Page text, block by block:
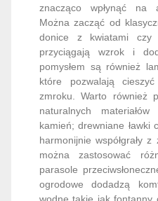
znacząco wpłynąć na
Można zacząć od
donice z kwiatami czy
przyciągają wzrok i
pomysłem są również
które pozwalają
zmroku. Warto również
naturalnych
kamień; drewniane ławki
harmonijnie współgrały
można zastosować
parasole
ogrodowe dodadzą